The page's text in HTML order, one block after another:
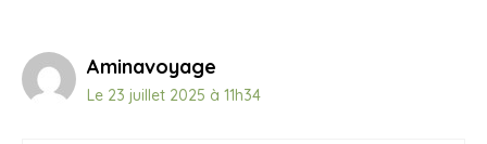
Aminavoyage
Le 23 juillet 2025 à 11h34